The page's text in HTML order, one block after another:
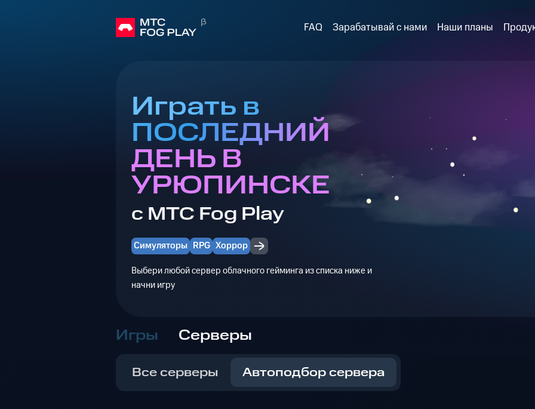
FAQ Зарабатывай с нами Наши планы
Играть в
ПОСЛЕДНИЙ
ДЕНЬ В
УРЮПИНСКЕ
с МТС Fog Play
Симуляторы RPG Хоррор
Выбери любой сервер облачного гейминга из списка ниже и
начни игру
Игры Серверы
Все серверы Автоподбор сервера